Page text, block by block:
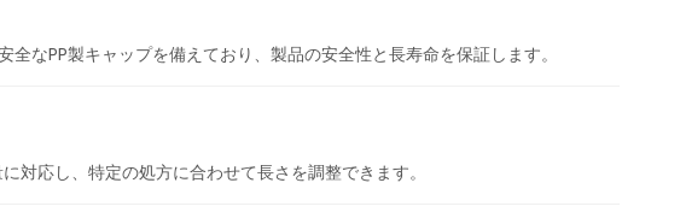
なPP製キャップを備えており、製品の安全性と長寿命を保証します。
応し、特定の処方に合わせて長さを調整できます。